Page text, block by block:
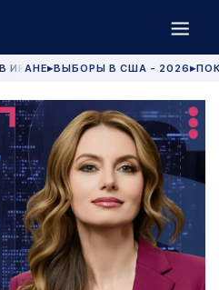
ИРАНЕ▶ВЫБОРЫ В США - 2026 ▶